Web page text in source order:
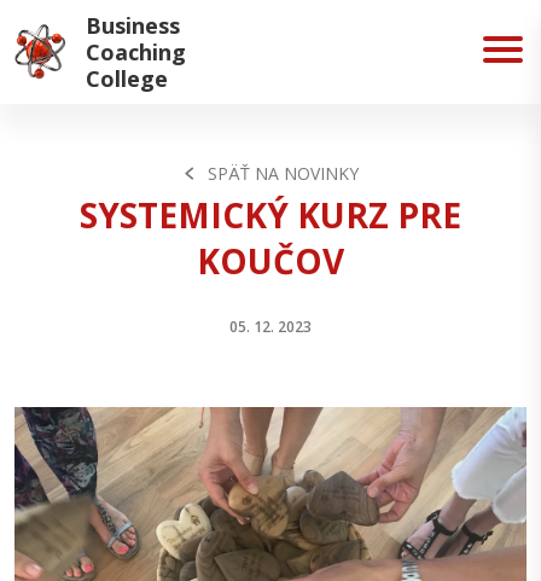
Business
Coaching
College
SPÄŤ NA NOVINKY
SYSTEMICKÝ KURZ PRE
KOUČOV
05. 12. 2023